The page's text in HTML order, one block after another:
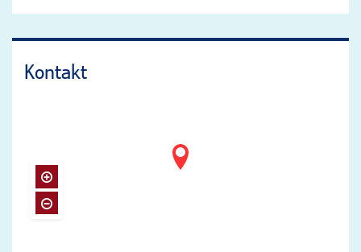
Kontakt